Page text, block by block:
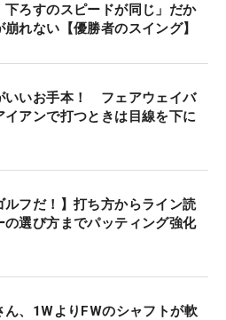
下ろすのスピードが同じ」だか
崩れない【優勝者のスイング】
いいお手本！ フェアウェイバ
イアンで打つときは目線を下に
ルフだ！】打ち方からライン読
の選び方までパッティング強化
ん、1WよりFWのシャフトが軟